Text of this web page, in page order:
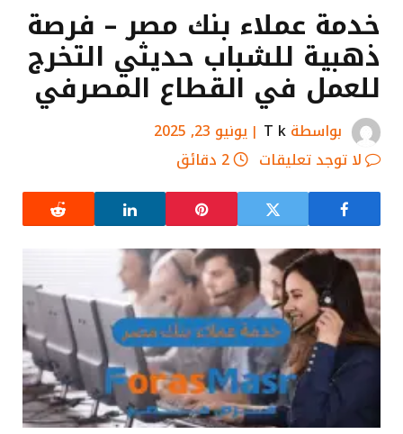
خدمة عملاء بنك مصر – فرصة
ذهبية للشباب حديثي التخرج
للعمل في القطاع المصرفي
بواسطةT k
يونيو 23, 2025
لا توجد تعليقات
2 دقائق